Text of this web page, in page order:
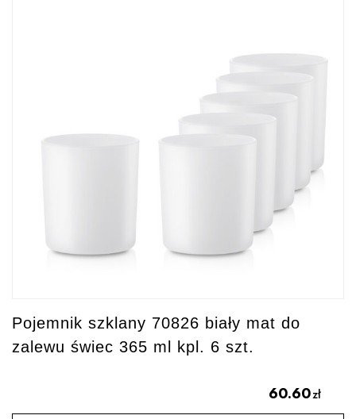
Pojemnik szklany 70826 biały mat do
zalewu świec 365 ml kpl. 6 szt.
60.60zł